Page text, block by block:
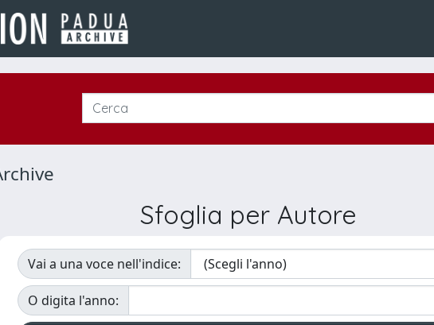
Sfoglia per Autore
Vai a una voce nell'indice:
O digita l'anno: